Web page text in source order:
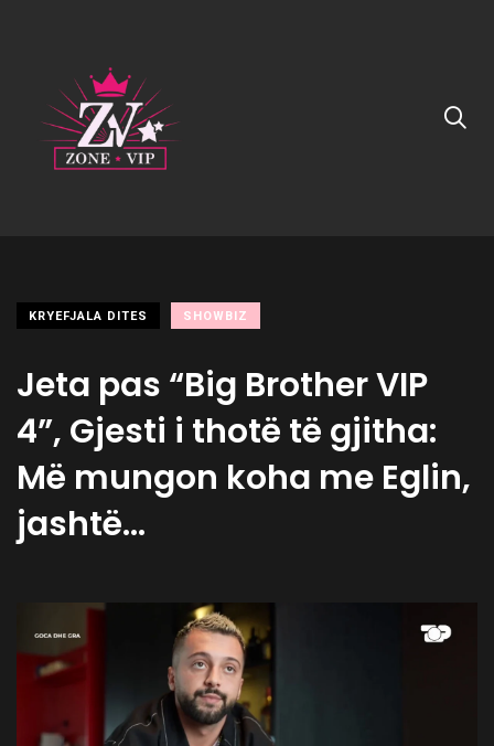
KRYEFJALA DITES SHOWBIZ
Jeta pas “Big Brother VIP
4”, Gjesti i thotë të gjitha:
Më mungon koha me Eglin,
jashtë…